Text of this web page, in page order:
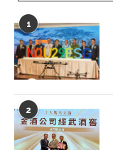
1
2